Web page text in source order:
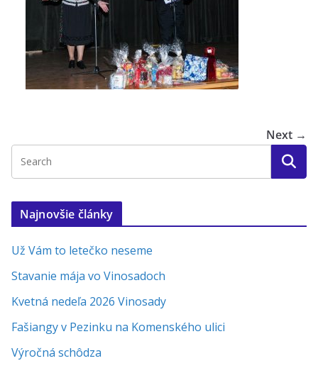
Next →
Najnovšie články
Už Vám to letečko neseme
Stavanie mája vo Vinosadoch
Kvetná nedeľa 2026 Vinosady
Fašiangy v Pezinku na Komenského ulici
Výročná schôdza